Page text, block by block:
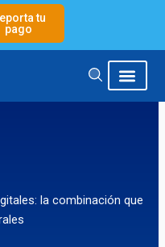
tu
pago
la combinación que